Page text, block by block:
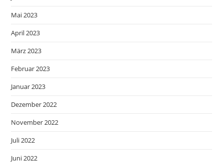
Mai 2023
April 2023
März 2023
Februar 2023
Januar 2023
Dezember 2022
November 2022
Juli 2022
Juni 2022